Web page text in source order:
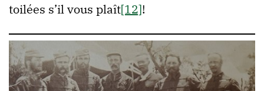
toilées s’il vous plaît[12]!